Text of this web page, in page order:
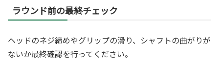
ラウンド前の最終チェック
ヘッドのネジ締めやグリップの滑り、シャフトの曲がりが
ないか最終確認を行ってください。